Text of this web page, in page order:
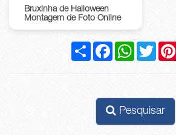
Bruxinha de Halloween
Montagem de Foto Online
CompartilharFacebookWhatsApp
Twitter
Pesquisar